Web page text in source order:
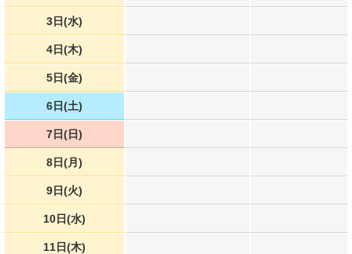
3日(水)
4日(木)
5日(金)
6日(土)
7日(日)
8日(月)
9日(火)
10日(水)
11日(木)